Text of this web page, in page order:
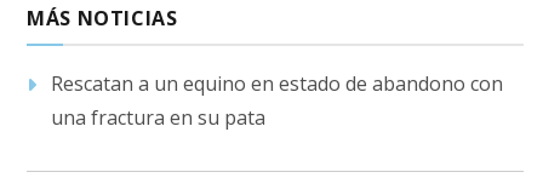
MÁS NOTICIAS
Rescatan a un equino en estado de abandono con
una fractura en su pata